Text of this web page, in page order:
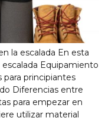
la escalada En esta
Equipamiento
para principiantes
Diferencias entre
para empezar en
utilizar material